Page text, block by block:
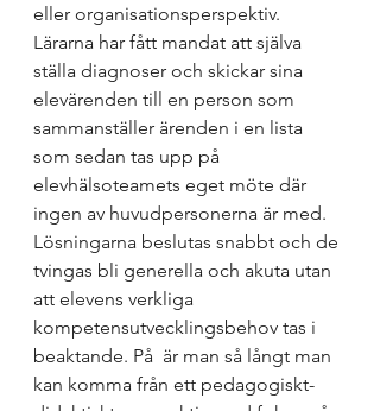
eller organisationsperspektiv.
Lärarna har fått mandat att själva
ställa diagnoser och skickar sina
elevärenden till en person som
sammanställer ärenden i en lista
som sedan tas upp på
elevhälsoteamets eget möte där
ingen av huvudpersonerna är med.
Lösningarna beslutas snabbt och de
tvingas bli generella och akuta utan
att elevens verkliga
kompetensutvecklingsbehov tas i
beaktande. På är man så långt man
kan komma från ett pedagogiskt-